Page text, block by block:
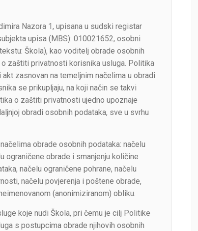
Nazora 1, upisana u sudski registar
upisa (MBS): 010021652, osobni
Škola), kao voditelj obrade osobnih
zaštiti privatnosti korisnika usluga. Politika
zasnovan na temeljnim načelima u obradi
se prikupljaju, na koji način se takvi
o zaštiti privatnosti ujedno upoznaje
obradi osobnih podataka, sve u svrhu
obrade osobnih podataka: načelu
ograničene obrade i smanjenju količine
načelu ograničene pohrane, načelu
načelu povjerenja i poštene obrade,
(anonimiziranom) obliku.
koje nudi Škola, pri čemu je cilj Politike
s postupcima obrade njihovih osobnih